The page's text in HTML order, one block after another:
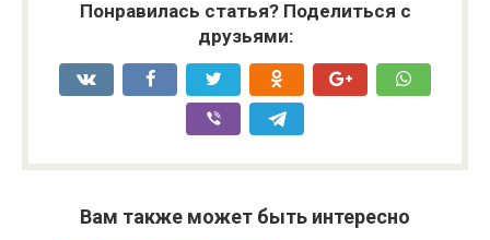
Понравилась статья? Поделиться с
друзьями:
Вам также может быть интересно